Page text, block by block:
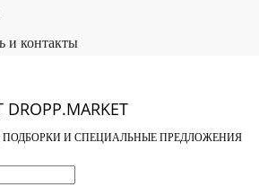
и контакты
ПОДБОРКИ И СПЕЦИАЛЬНЫЕ ПРЕДЛОЖЕНИЯ